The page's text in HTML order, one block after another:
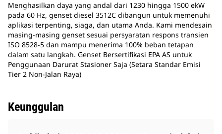
Menghasilkan daya yang andal dari 1230 hingga 1500 ekW
pada 60 Hz, genset diesel 3512C dibangun untuk memenuhi
aplikasi terpenting, siaga, dan utama Anda. Kami mendesain
masing-masing genset sesuai persyaratan respons transien
ISO 8528-5 dan mampu menerima 100% beban tetapan
dalam satu langkah. Genset Bersertifikasi EPA AS untuk
Penggunaan Darurat Stasioner Saja (Setara Standar Emisi
Tier 2 Non-Jalan Raya)
Keunggulan